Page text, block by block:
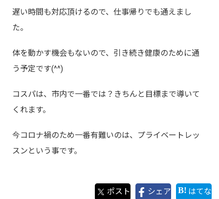
遅い時間も対応頂けるので、仕事帰りでも通えまし
た。
体を動かす機会もないので、引き続き健康のために通
う予定です(^^)
コスパは、市内で一番では？きちんと目標まで導いて
くれます。
今コロナ禍のため一番有難いのは、プライベートレッ
スンという事です。
ポスト シェア はてな